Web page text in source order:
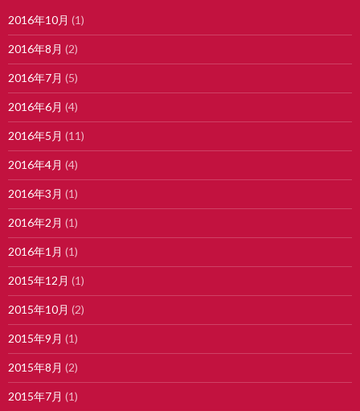
2016年10月 (1)
2016年8月 (2)
2016年7月 (5)
2016年6月 (4)
2016年5月 (11)
2016年4月 (4)
2016年3月 (1)
2016年2月 (1)
2016年1月 (1)
2015年12月 (1)
2015年10月 (2)
2015年9月 (1)
2015年8月 (2)
2015年7月 (1)